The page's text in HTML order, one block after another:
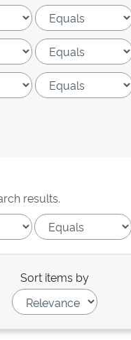
results.
Sort items by